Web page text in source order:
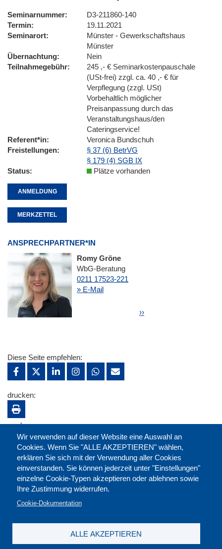
Seminarnummer
D3-211860-140
Termin
19.11.2021
Seminarort
Münster - Gewerkschaftshaus
Münster
Übernachtung
Nein
Teilnahmegebühr
245 ,- € Seminarkostenpauschale
(USt-frei) zzgl. ca. 40 ,- € für
Verpflegung (zzgl. USt)
Vorbehaltlich möglicher
Preisanpassung durch das
Veranstaltungshaus/den
Cateringservice!
Referent*in
Veronica Bundschuh
Freistellungen
§ 37 (6) BetrVG
§ 179 (4) SGB IX
Status
Plätze vorhanden
ANMELDUNG
MERKZETTEL
ANSPRECHPARTNER*IN
Romy Gröne
WbG-Beratung
0211 17523-221
» E-Mail
SeitennummerierungNächste Seite
››
Wir verwenden auf dieser Website eine Auswahl an
Cookies. Wenn Sie "ALLE AKZEPTIEREN" wählen,
erklären Sie sich mit der Verwendung aller Cookies
einverstanden. Sie können jederzeit unter "Einstellungen"
einzelne Cookie-Typen akzeptieren oder ablehnen sowie
Ihre Zustimmung widerrufen.
Cookie-Dokumentation
ALLE AKZEPTIEREN
Diese Seite empfehlen:
drucken:
merken: